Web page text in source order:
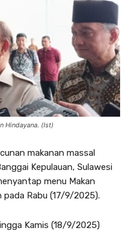
Hindayana. (Ist)
makanan massal
Kepulauan, Sulawesi
menu Makan
pada Rabu (17/9/2025).
Kamis (18/9/2025)